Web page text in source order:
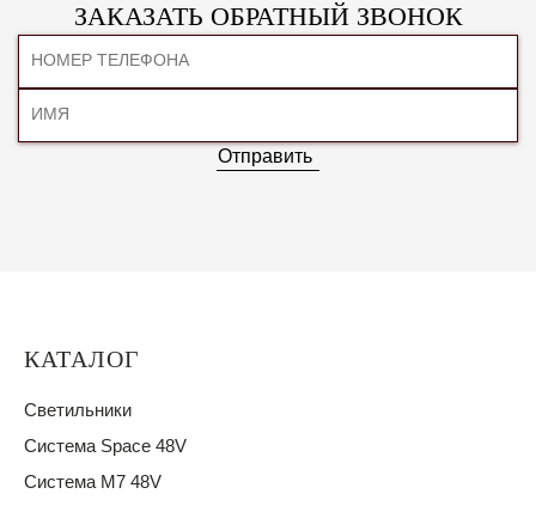
ЗАКАЗАТЬ ОБРАТНЫЙ ЗВОНОК
Отправить
КАТАЛОГ
Светильники
Система Space 48V
Система M7 48V